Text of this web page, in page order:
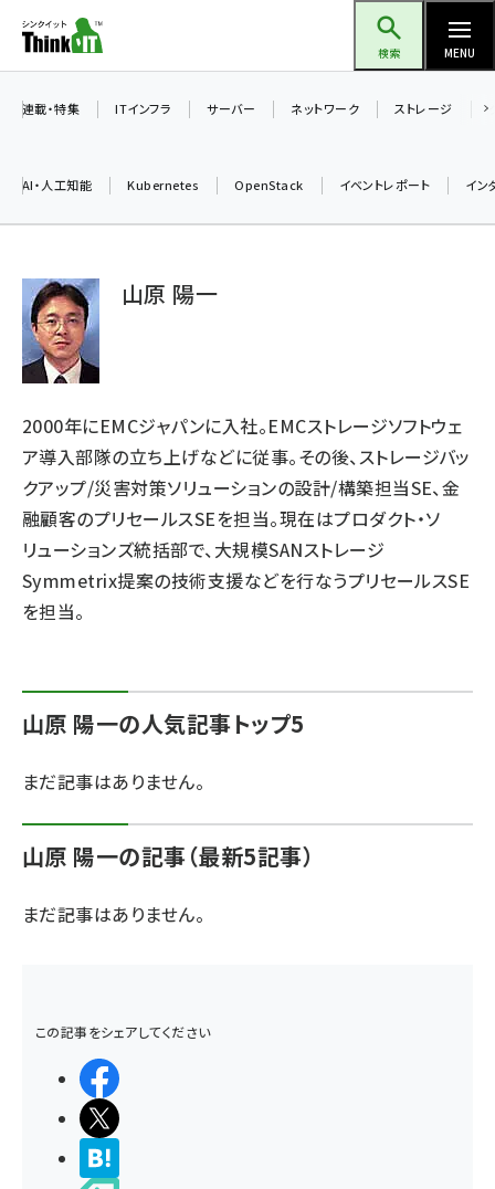
ン
ツ
検索 MENU
加藤銘のチーム貢献～仲間と築いた勝利の絆～ (2308)
iot女子会 (2273)
北海道をのんびり旅する晴山佳須夫のヒント集！ (2025)
genai (1477)
abc123 (1352)
連載・特集 ITインフラ サーバー ネットワーク ストレージ
AI・人工知能 Kubernetes OpenStack イベントレポート イン
山原 陽一
2000年にEMCジャパンに入社。EMCストレージソフトウェ
ア導入部隊の立ち上げなどに従事。その後、ストレージバッ
クアップ/災害対策ソリューションの設計/構築担当SE、金
融顧客のプリセールスSEを担当。現在はプロダクト・ソ
リューションズ統括部で、大規模SANストレージ
Symmetrix提案の技術支援などを行なうプリセールスSE
を担当。
山原 陽一の人気記事トップ5
まだ記事はありません。
山原 陽一の記事（最新5記事）
まだ記事はありません。
この記事をシェアしてください